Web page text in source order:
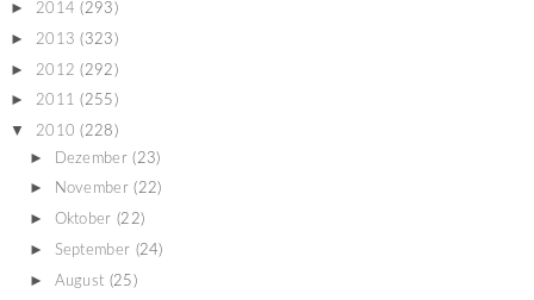
► 2014 (293)
► 2013 (323)
► 2012 (292)
► 2011 (255)
▼ 2010 (228)
► Dezember (23)
► November (22)
► Oktober (22)
► September (24)
► August (25)